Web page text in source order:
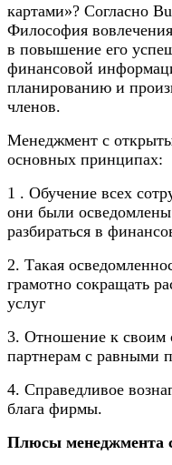
картами»? Согласно
Философия
в повышение его
финансовой
планированию и
членов.
Менеджмент с
основных принципах:
1 . Обучение всех
они были
разбираться в
2. Такая
грамотно сокращать
услуг
3. Отношение к своим
партнерам с равными
4. Справедливое
блага фирмы.
Плюсы менеджмента